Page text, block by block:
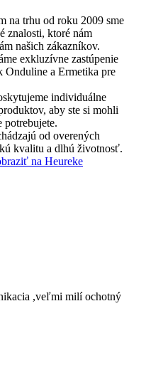
na trhu od roku 2009 sme
znalosti, ktoré nám
našich zákazníkov.
exkluzívne zastúpenie
Onduline a Ermetika pre
individuálne
aby ste si mohli
potrebujete.
od overených
kvalitu a dlhú životnosť.
na Heureke
,veľmi milí ochotný